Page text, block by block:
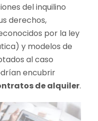
del inquilino
derechos,
por la ley
y modelos de
al caso
encubrir
de alquiler.